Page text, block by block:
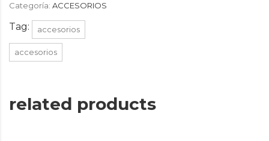
Categoría: ACCESORIOS
Tag: accesorios
accesorios
related products